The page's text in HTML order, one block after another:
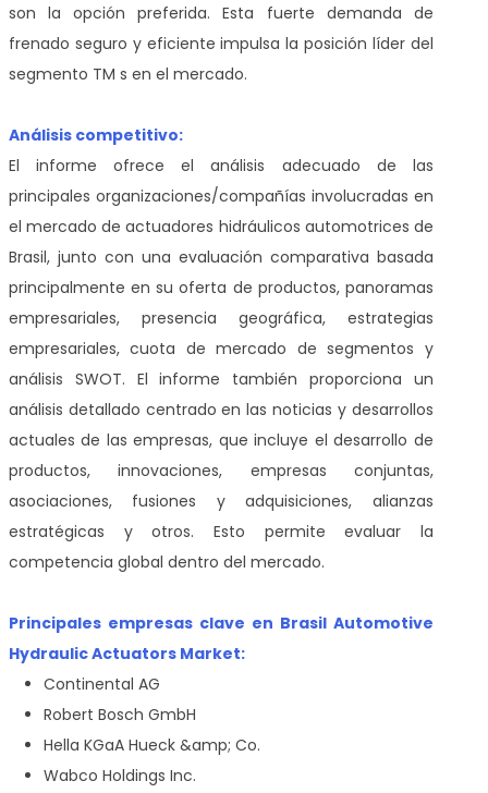
son la opción preferida. Esta fuerte demanda de
frenado seguro y eficiente impulsa la posición líder del
segmento TM s en el mercado.
Análisis competitivo:
El informe ofrece el análisis adecuado de las
principales organizaciones/compañías involucradas en
el mercado de actuadores hidráulicos automotrices de
Brasil, junto con una evaluación comparativa basada
principalmente en su oferta de productos, panoramas
empresariales, presencia geográfica, estrategias
empresariales, cuota de mercado de segmentos y
análisis SWOT. El informe también proporciona un
análisis detallado centrado en las noticias y desarrollos
actuales de las empresas, que incluye el desarrollo de
productos, innovaciones, empresas conjuntas,
asociaciones, fusiones y adquisiciones, alianzas
estratégicas y otros. Esto permite evaluar la
competencia global dentro del mercado.
Principales empresas clave en Brasil Automotive
Hydraulic Actuators Market:
Continental AG
Robert Bosch GmbH
Hella KGaA Hueck &amp; Co.
Wabco Holdings Inc.